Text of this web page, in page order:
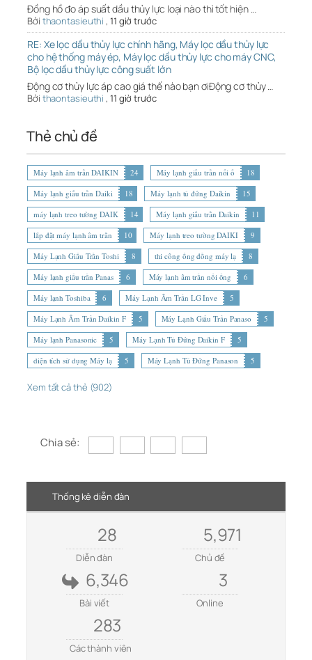
Đồng hồ đo áp suất dầu thủy lực loại nào thì tốt hiện …
Bởi thaontasieuthi , 11 giờ trước
RE: Xe lọc dầu thủy lực chính hãng, Máy lọc dầu thủy lực
cho hệ thống máy ép, Máy lọc dầu thủy lực cho máy CNC,
Bộ lọc dầu thủy lực công suất lớn
Động cơ thủy lực áp cao giá thế nào bạn ơiĐộng cơ thủy …
Bởi thaontasieuthi , 11 giờ trước
Thẻ chủ đề
Máy lạnh âm trần DAIKIN 24 Máy lạnh giấu trần nối ố
18
Máy lạnh giấu trần Daiki
18 Máy lạnh tủ đứng Daikin
15
máy lạnh treo tường DAIK
14 Máy lạnh giấu trần Daikin
11
lắp đặt máy lạnh âm trần
10 Máy lạnh treo tường DAIKI
9
Máy Lạnh Giấu Trần Toshi
8 thi công ống đồng máy lạ
8
Máy lạnh giấu trần Panas
6 Máy lạnh âm trần nối ống
6
Máy lạnh Toshiba
6 Máy Lạnh Âm Trần LG Inve
5
Máy Lạnh Âm Trần Daikin F
5 Máy Lạnh Giấu Trần Panaso
5
Máy lạnh Panasonic
5 Máy Lạnh Tủ Đứng Daikin F
5
diện tích sử dụng Máy lạ
5 Máy Lạnh Tủ Đứng Panason 5
Xem tất cả thẻ (902)
Chia sẻ:
Thống kê diễn đàn
28
Diễn đàn
5,971
Chủ đề
6,346
Bài viết
3
Online
283
Các thành viên